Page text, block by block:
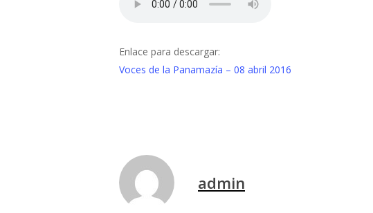
Enlace para descargar:
Voces de la Panamazía – 08 abril 2016
admin